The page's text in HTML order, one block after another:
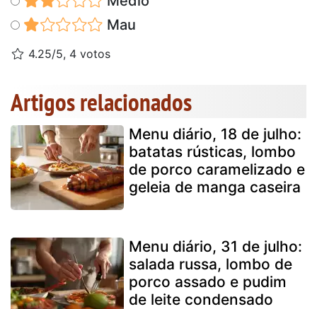
Mau
4.25/5, 4 votos
Artigos relacionados
Menu diário, 18 de julho:
batatas rústicas, lombo
de porco caramelizado e
geleia de manga caseira
Menu diário, 31 de julho:
salada russa, lombo de
porco assado e pudim
de leite condensado